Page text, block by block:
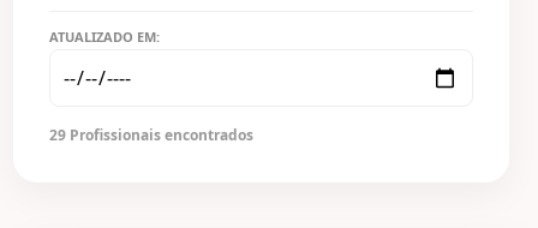
ATUALIZADO EM:
29 Profissionais encontrados